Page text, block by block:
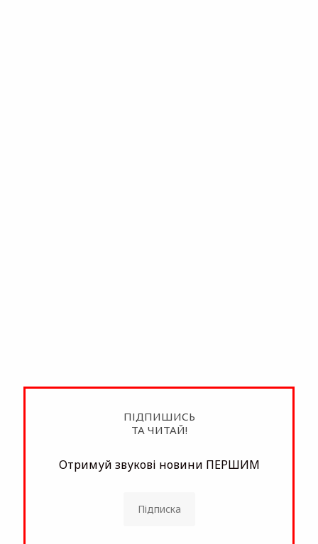
ПІДПИШИСЬ
ТА ЧИТАЙ!
Отримуй звукові новини ПЕРШИМ
Підписка